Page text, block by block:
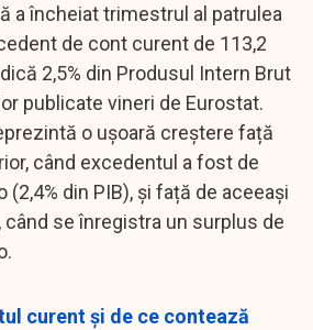
a încheiat trimestrul al patrulea
de cont curent de 113,2
2,5% din Produsul Intern Brut
publicate vineri de Eurostat.
o ușoară creștere față
când excedentul a fost de
(2,4% din PIB), și față de aceeași
când se înregistra un surplus de
curent și de ce contează